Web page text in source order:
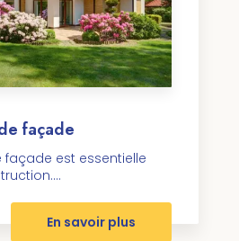
façade
façade est essentielle
En savoir plus